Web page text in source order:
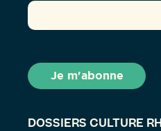
DOSSIERS CULTURE RH